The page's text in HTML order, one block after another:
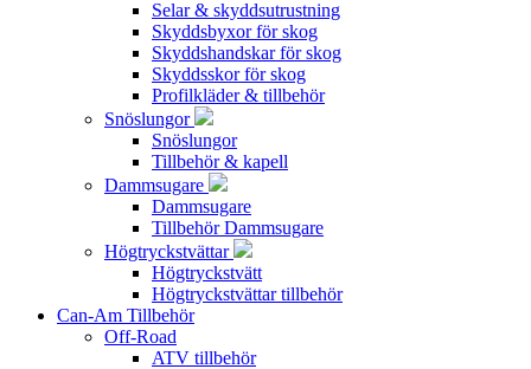
Selar & skyddsutrustning
Skyddsbyxor för skog
Skyddshandskar för skog
Skyddsskor för skog
Profilkläder & tillbehör
Snöslungor
Snöslungor
Tillbehör & kapell
Dammsugare
Dammsugare
Tillbehör Dammsugare
Högtryckstvättar
Högtryckstvätt
Högtryckstvättar tillbehör
Can-Am Tillbehör
Off-Road
ATV tillbehör